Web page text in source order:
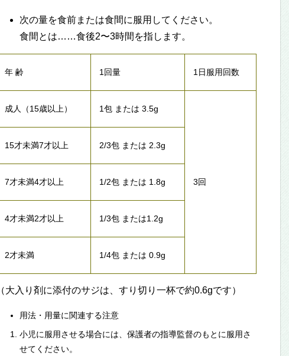
次の量を食前または食間に服用してください。
食間とは……食後2〜3時間を指します。
年 齢 1回量 1日服用回数
成人（15歳以上） 1包 または 3.5g
3回
15才未満7才以上 2/3包 または 2.3g
7才未満4才以上 1/2包 または 1.8g
4才未満2才以上 1/3包 または1.2g
2才未満 1/4包 または 0.9g
（大入り剤に添付のサジは、すり切り一杯で約0.6gです）
用法・用量に関連する注意
小児に服用させる場合には、保護者の指導監督のもとに服用さ
せてください。